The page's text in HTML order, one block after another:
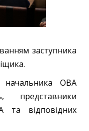
заступника
начальника ОВА
представники
та відповідних